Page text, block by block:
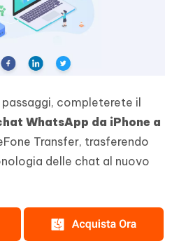
completerete il
WhatsApp da iPhone a
Transfer, trasferendo
delle chat al nuovo